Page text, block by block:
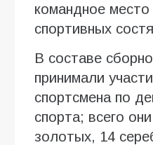
командное место
спортивных
В составе
принимали
спортсмена по
спорта; всего
золотых, 14